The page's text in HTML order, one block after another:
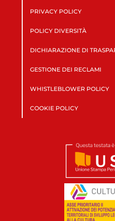
PRIVACY POLICY
POLICY DIVERSITÀ
DICHIARAZIONE DI
GESTIONE DEI RECLAMI
WHISTLEBLOWER POLICY
COOKIE POLICY